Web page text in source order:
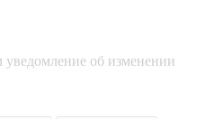
об изменении